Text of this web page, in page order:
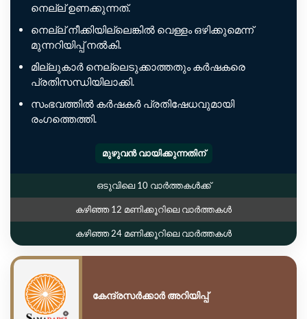
നെല്ല് ഉണക്കുന്നത്.
നെല്ല് നീക്കിയില്ലെങ്കിൽ വെള്ളം ഒഴിക്കുമെന്ന്
മുന്നറിയിപ്പ് നൽകി.
മില്ലുകാർ നെല്ലെടുക്കാത്തതും കർഷകരെ
പ്രതിസന്ധിയിലാക്കി.
സംഭവത്തിൽ കർഷകർ പ്രതിഷേധവുമായി
രംഗത്തെത്തി.
മുഴുവൻ വായിക്കുന്നതിന്
ഒടുവിലെ 10 വാർത്തകൾക്ക്
കഴിഞ്ഞ 12 മണിക്കൂറിലെ വാർത്തകൾ
കഴിഞ്ഞ 24 മണിക്കൂറിലെ വാർത്തകൾ
കേന്ദ്രസർക്കാർ അറിയിപ്പ്